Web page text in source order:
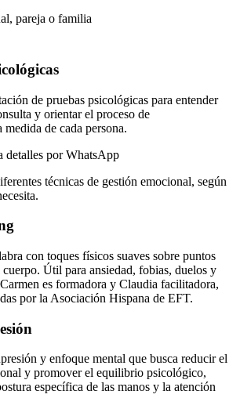
pareja o familia
de pruebas psicológicas para entender
y orientar el proceso de
de cada persona.
detalles por WhatsApp
técnicas de gestión emocional, según
con toques físicos suaves sobre puntos
cuerpo. Útil para ansiedad, fobias, duelos y
es formadora y Claudia facilitadora,
por la Asociación Hispana de EFT.
y enfoque mental que busca reducir el
y promover el equilibrio psicológico,
específica de las manos y la atención